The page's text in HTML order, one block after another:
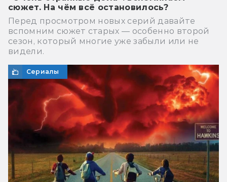
сюжет. На чём всё остановилось?
Перед просмотром новых серий давайте
вспомним сюжет старых — особенно второй
сезон, который многие уже забыли или не
видели.
Сериалы